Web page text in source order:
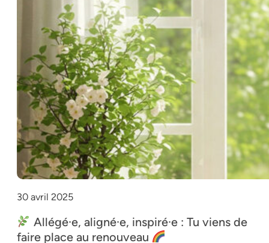
30 avril 2025
Allégé·e, aligné·e, inspiré·e : Tu viens de
faire place au renouveau